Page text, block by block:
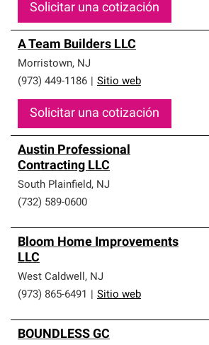
Solicitar una cotización
A Team Builders LLC
Morristown, NJ
(973) 449-1186
Sitio web
Solicitar una cotización
Austin Professional
Contracting LLC
South Plainfield, NJ
(732) 589-0600
Bloom Home Improvements
LLC
West Caldwell, NJ
(973) 865-6491
Sitio web
BOUNDLESS GC